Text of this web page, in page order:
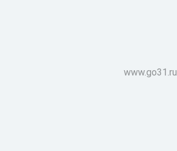
www.go31.ru